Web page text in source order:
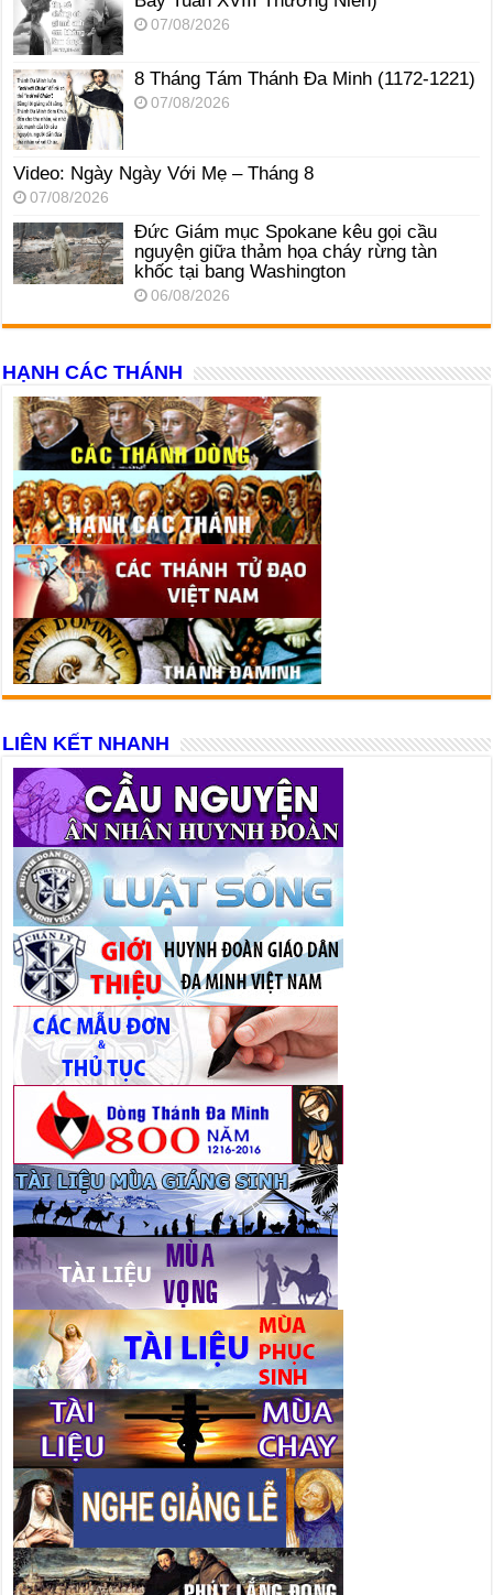
07/08/2026
8 Tháng Tám Thánh Ða Minh (1172-1221)
07/08/2026
Video: Ngày Ngày Với Mẹ – Tháng 8
07/08/2026
Đức Giám mục Spokane kêu gọi cầu
nguyện giữa thảm họa cháy rừng tàn
khốc tại bang Washington
06/08/2026
HẠNH CÁC THÁNH
LIÊN KẾT NHANH